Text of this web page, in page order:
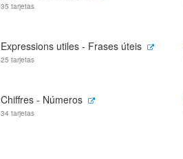
35 tarjetas
Expressions utiles - Frases úteis
25 tarjetas
Chiffres - Números
34 tarjetas